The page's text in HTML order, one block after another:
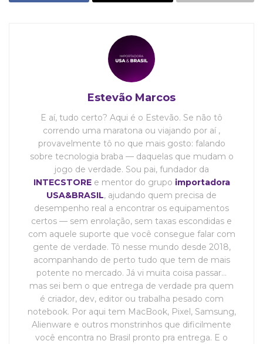
Estevão Marcos
E aí, tudo certo? Aqui é o Estevão. Se não tô
correndo uma maratona ou viajando por aí ,
provavelmente tô no que mais gosto: falando
sobre tecnologia braba — daquelas que mudam o
jogo de verdade. Sou pai, fundador da
INTECSTOREe mentor do grupo importadora
USA&BRASIL, ajudando quem precisa de
desempenho real a encontrar os equipamentos
certos — sem enrolação, sem taxas escondidas e
com aquele suporte que você consegue falar com
gente de verdade. Tô nesse mundo desde 2018,
acompanhando de perto tudo que tem de mais
potente no mercado. Já vi muita coisa passar…
mas sei bem o que entrega de verdade pra quem
é criador, dev, editor ou trabalha pesado com
notebook. Por aqui tem MacBook, Pixel, Samsung,
Alienware e outros monstrinhos que dificilmente
você encontra no Brasil pronto pra entrega. E o